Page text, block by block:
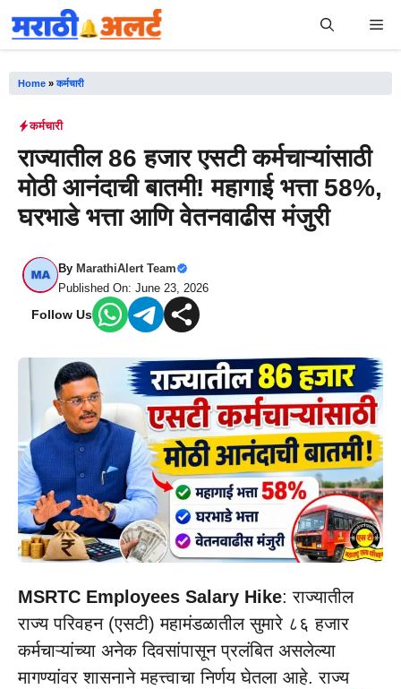
Skip
to
Home »कर्मचारी
कर्मचारी
राज्यातील 86 हजार एसटी कर्मचाऱ्यांसाठी
मोठी आनंदाची बातमी! महागाई भत्ता 58%,
घरभाडे भत्ता आणि वेतनवाढीस मंजुरी
By MarathiAlert Team
Published On: June 23, 2026
Follow Us
MSRTC Employees Salary Hike: राज्यातील
राज्य परिवहन (एसटी) महामंडळातील सुमारे ८६ हजार
कर्मचाऱ्यांच्या अनेक दिवसांपासून प्रलंबित असलेल्या
मागण्यांवर शासनाने महत्त्वाचा निर्णय घेतला आहे. राज्य